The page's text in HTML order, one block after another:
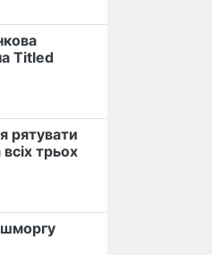
Titled
рятувати
всіх трьох